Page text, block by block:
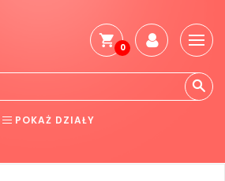
0
POKAŻ DZIAŁY